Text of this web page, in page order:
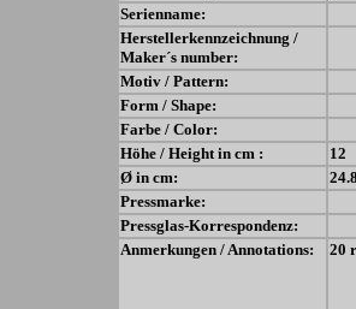
Serienname:
Herstellerkennzeichnung /
Maker´s number:
Motiv / Pattern:
Form / Shape:
Farbe / Color:
Höhe / Height in cm :
12
Ø in cm:
Pressmarke:
Pressglas-Korrespondenz:
Anmerkungen / Annotations:
20